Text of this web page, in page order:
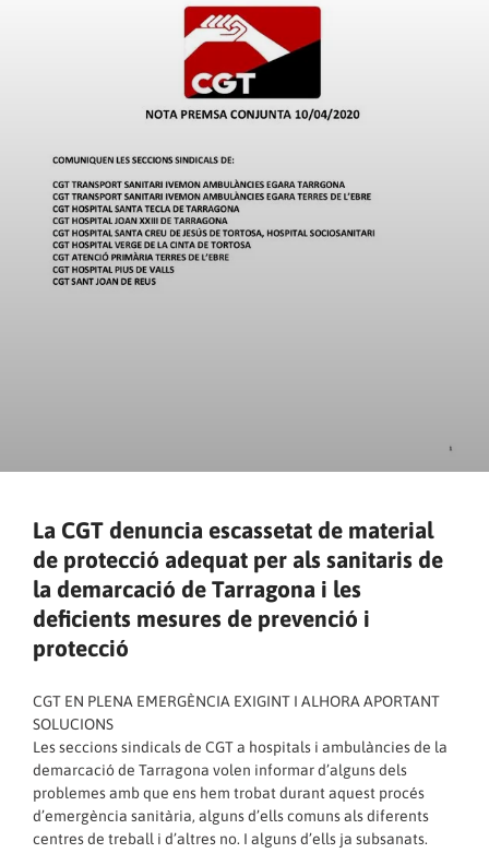
La CGT denuncia escassetat de material
de protecció adequat per als sanitaris de
la demarcació de Tarragona i les
deficients mesures de prevenció i
protecció
CGT EN PLENA EMERGÈNCIA EXIGINT I ALHORA APORTANT
SOLUCIONS
Les seccions sindicals de CGT a hospitals i ambulàncies de la
demarcació de Tarragona volen informar d’alguns dels
problemes amb que ens hem trobat durant aquest procés
d’emergència sanitària, alguns d’ells comuns als diferents
centres de treball i d’altres no. I alguns d’ells ja subsanats.